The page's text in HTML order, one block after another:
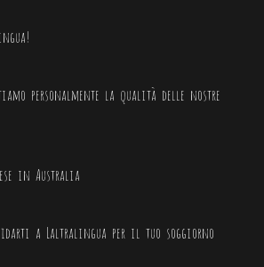
personalmente la qualità delle nostre
in Australia
a Laltralingua per il tuo soggiorno